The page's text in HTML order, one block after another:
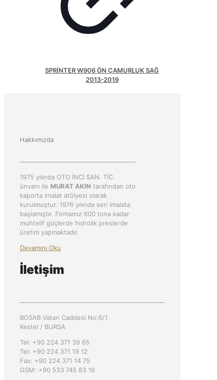
SPRİNTER W906 ÖN ÇAMURLUK SAĞ
2013-2019
Hakkımızda
1975 yılında OTO İNCİ SAN. TİC.
ünvanı ile MURAT AKIN tarafından oto
kaporta imalat atölyesi olarak
kurulmuştur. 1976 yılında seri imalata
başlamıştır. Firmamız 600 tona kadar
muhtelif güçlerde hidrolik preslerde
üretim yapmaktadır.
Devamını Oku
İletişim
BOSAB Vatan Caddesi No:6/1
Kestel / BURSA
Tel: +90 224 371 39 65
Tel: +90 224 371 19 12
Fax: +90 224 371 14 75
GSM: +90 533 745 83 16